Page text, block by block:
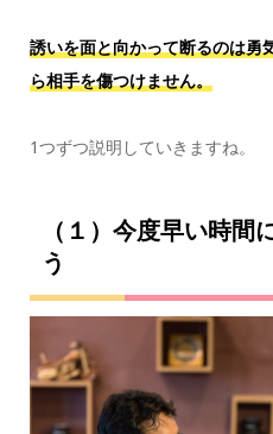
誘いを面と向かって断るのは勇
ら相手を傷つけません。
1つずつ説明していきますね。
（１）今度早い時間
う